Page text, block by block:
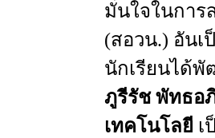
มั่นใจในการ
(สอวน.) อันเ
นักเรียนได้พั
ภูรีรัช พัทธอ
เทคโนโลยี เ